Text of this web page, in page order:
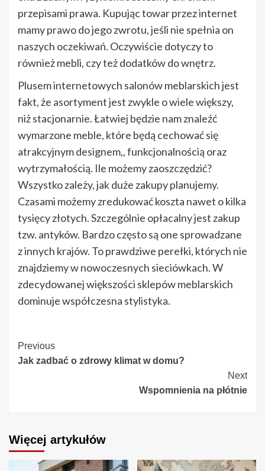
przepisami prawa. Kupując towar przez internet
mamy prawo do jego zwrotu, jeśli nie spełnia on
naszych oczekiwań. Oczywiście dotyczy to
również mebli, czy też dodatków do wnętrz.
Plusem internetowych salonów meblarskich jest
fakt, że asortyment jest zwykle o wiele większy,
niż stacjonarnie. Łatwiej będzie nam znaleźć
wymarzone meble, które będą cechować się
atrakcyjnym designem,, funkcjonalnością oraz
wytrzymałością. Ile możemy zaoszczędzić?
Wszystko zależy, jak duże zakupy planujemy.
Czasami możemy zredukować koszta nawet o kilka
tysięcy złotych. Szczególnie opłacalny jest zakup
tzw. antyków. Bardzo często są one sprowadzane
z innych krajów. To prawdziwe perełki, których nie
znajdziemy w nowoczesnych sieciówkach. W
zdecydowanej większości sklepów meblarskich
dominuje współczesna stylistyka.
Continue
Reading
Previous
Jak zadbać o zdrowy klimat w domu?
Next
Wspomnienia na płótnie
Więcej artykułów